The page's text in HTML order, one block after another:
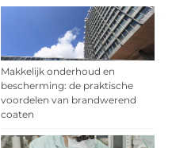
Makkelijk onderhoud en
bescherming: de praktische
voordelen van brandwerend
coaten